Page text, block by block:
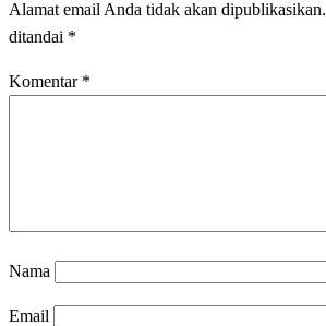
Alamat email Anda tidak akan dipublikasikan.
ditandai *
Komentar *
Nama
Email